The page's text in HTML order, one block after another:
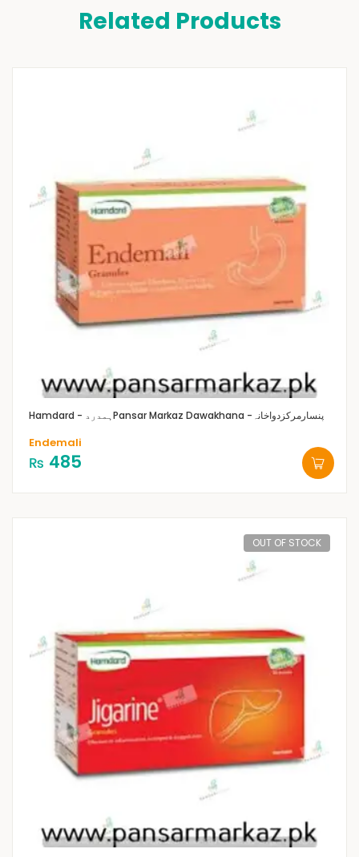
Related Products
Hamdard - ہمدرد Pansar Markaz Dawakhana -پنسارمرکزدواخانہ
Endemali
₨ 485
OUT OF STOCK